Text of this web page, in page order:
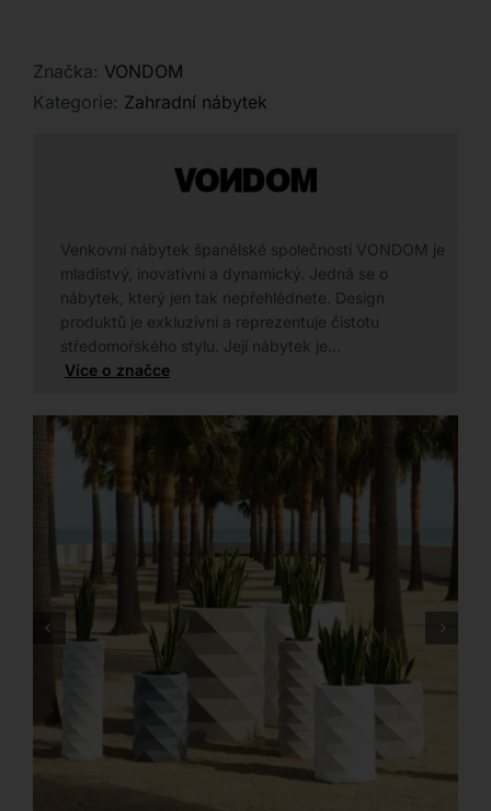
Značka: VONDOM
Kategorie: Zahradní nábytek
Venkovní nábytek španělské společnosti VONDOM je
mladistvý, inovativní a dynamický. Jedná se o
nábytek, který jen tak nepřehlédnete. Design
produktů je exkluzivní a reprezentuje čistotu
středomořského stylu. Její nábytek je…
Více o značce